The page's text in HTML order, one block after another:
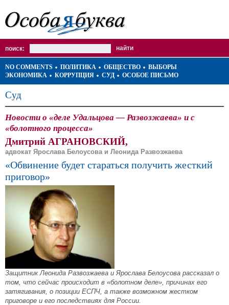
поиск:
NO COMMENTS ПОЛИТИКА ОБЩЕСТВО
ВЫБОРЫ
ЭКОНОМИКА
КОРРУПЦИЯ СУД ОСОБОЕ ПИСЬМО
Суд
Новости о «деле Удальцова — Развозжаева» и с
«болотного процесса»
Дмитрий АГРАНОВСКИЙ,
адвокат Ярослава Белоусова и Леонида Развозжаева
«Обвинение будет стараться получить жесткий
приговор»
Защитник Леонида Развозжаева и Ярослава Белоусова рассказал о
том, что сейчас происходит в «болотном деле», причинах его
затягивания, о позиции ЕСПЧ, а также возможном жестком
приговоре и его последствиях для России.